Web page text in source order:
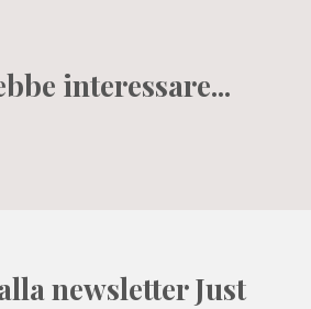
interessare...
newsletter Just